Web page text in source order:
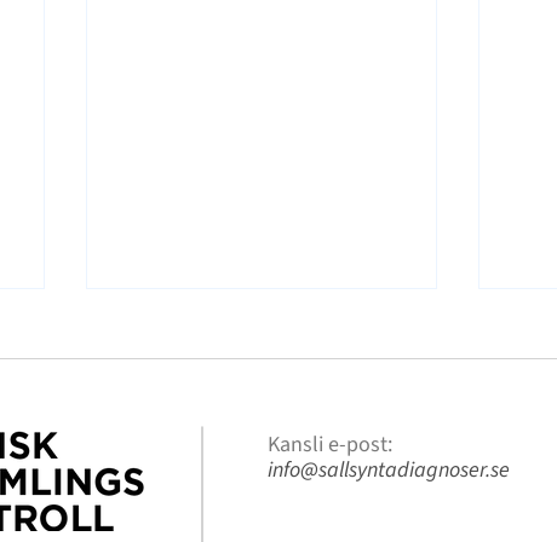
Kansli e-post:
info@sallsyntadiagnoser.se